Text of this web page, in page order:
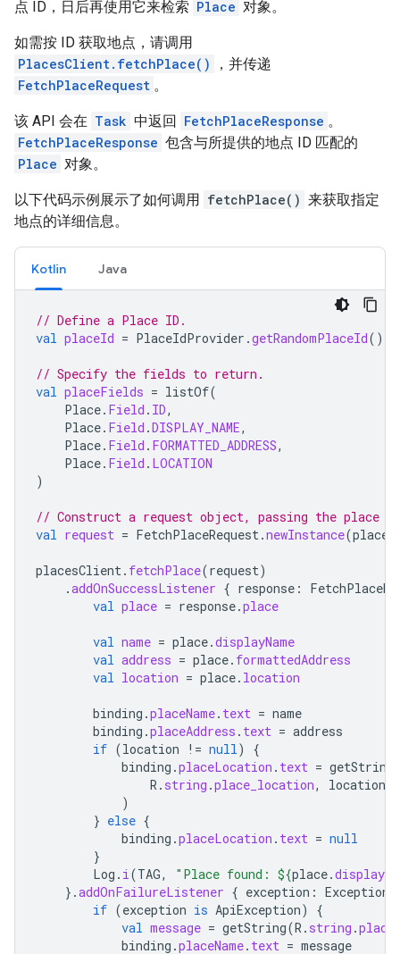
点 ID，日后再使用它来检索 Place 对象。
如需按 ID 获取地点，请调用
PlacesClient.fetchPlace()
，并传递
FetchPlaceRequest 。
该 API 会在 Task 中返回 FetchPlaceResponse 。
FetchPlaceResponse 包含与所提供的地点 ID 匹配的
Place 对象。
以下代码示例展示了如何调用 fetchPlace() 来获取指定
地点的详细信息。
Kotlin Java
// Define a Place ID.
val placeId = PlaceIdProvider .getRandomPlaceId()
// Specify the fields to return.
val placeFields = listOf(
Place. Field . ID,
Place. Field .DISPLAY_NAME,
Place. Field . FORMATTED_ADDRESS,
Place. Field . LOCATION
)
// Construct a request object, passing the place
val request = FetchPlaceRequest.newInstance(
placesClient. fetchPlace(request)
.addOnSuccessListener { response :
val place = response.place
val name = place.displayName
val address = place. formattedAddress
val location = place. location
binding .placeName. text = name
binding .placeAddress . text = address
if (location != null)
{
binding .placeLocation . text = getString
R . string .place_location, location
)
} else {
binding .placeLocation . text = null
}
Log . i(TAG, "Place found: ${place.
}.addOnFailureListener { exception : Exception
if (exception is ApiException)
{
val message = getString(R . string .
binding .placeName. text = message